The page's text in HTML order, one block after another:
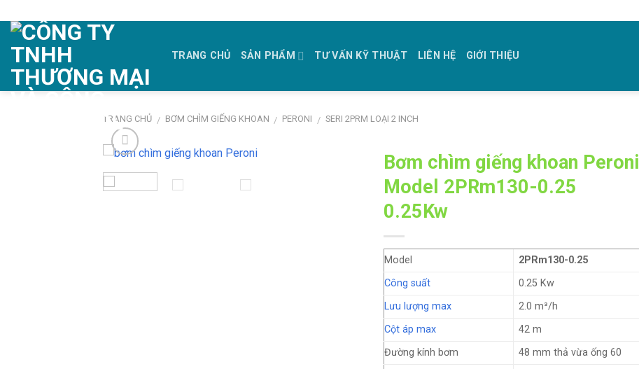
to
content
TRANG CHỦ SẢN PHẨM TƯ VẤN KỸ THUẬT LIÊN HỆ GIỚI THIỆU
TRANG CHỦ / BƠM CHÌM GIẾNG KHOAN / PERONI / SERI 2PRM LOẠI 2 INCH
Bơm chìm giếng khoan Peroni
Model 2PRm130-0.25
0.25Kw
Model
2PRm130-0.25
Công suất
0.25 Kw
Lưu lượng max
2.0 m³/h
Cột áp max
42 m
Đường kính bơm
48 mm thả vừa ống 60